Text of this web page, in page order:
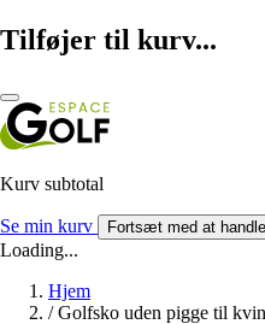
Tilføjer til kurv...
Kurv subtotal
Se min kurv Fortsæt med at handle
Loading...
Hjem
/ Golfsko uden pigge til